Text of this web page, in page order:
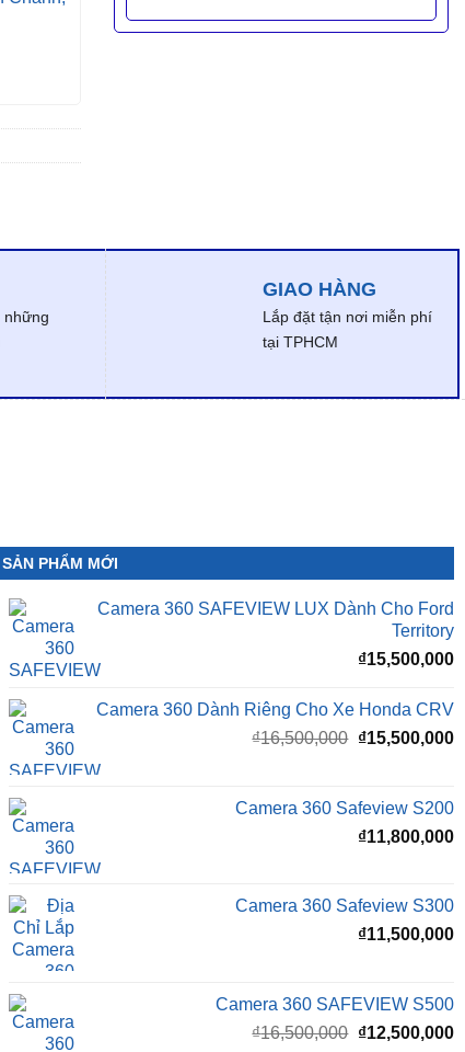
những
GIAO HÀNG
Lắp đặt tận nơi miễn phí
tại TPHCM
SẢN PHẨM MỚI
Camera 360 SAFEVIEW LUX Dành Cho Ford
Territory
₫15,500,000
Camera 360 Dành Riêng Cho Xe Honda CRV
₫16,500,000 Giá
₫16,500,000.
₫15,500,000
Camera 360 Safeview S200
₫11,800,000
Camera 360 Safeview S300
₫11,500,000
Camera 360 SAFEVIEW S500
₫16,500,000 Giá
₫12,500,000